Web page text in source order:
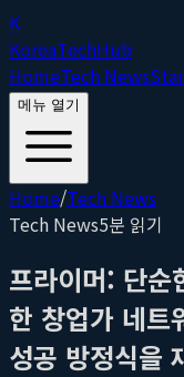
K
KoreaTechHub
HomeTech News
메뉴 열기
Home/Tech News
Tech News5분 읽기
프라이머: 단순
한 창업가 네트
성공 방정식을